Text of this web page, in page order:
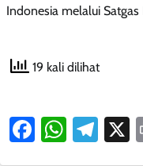
Indonesia melalui
19 kali dilihat
Facebook